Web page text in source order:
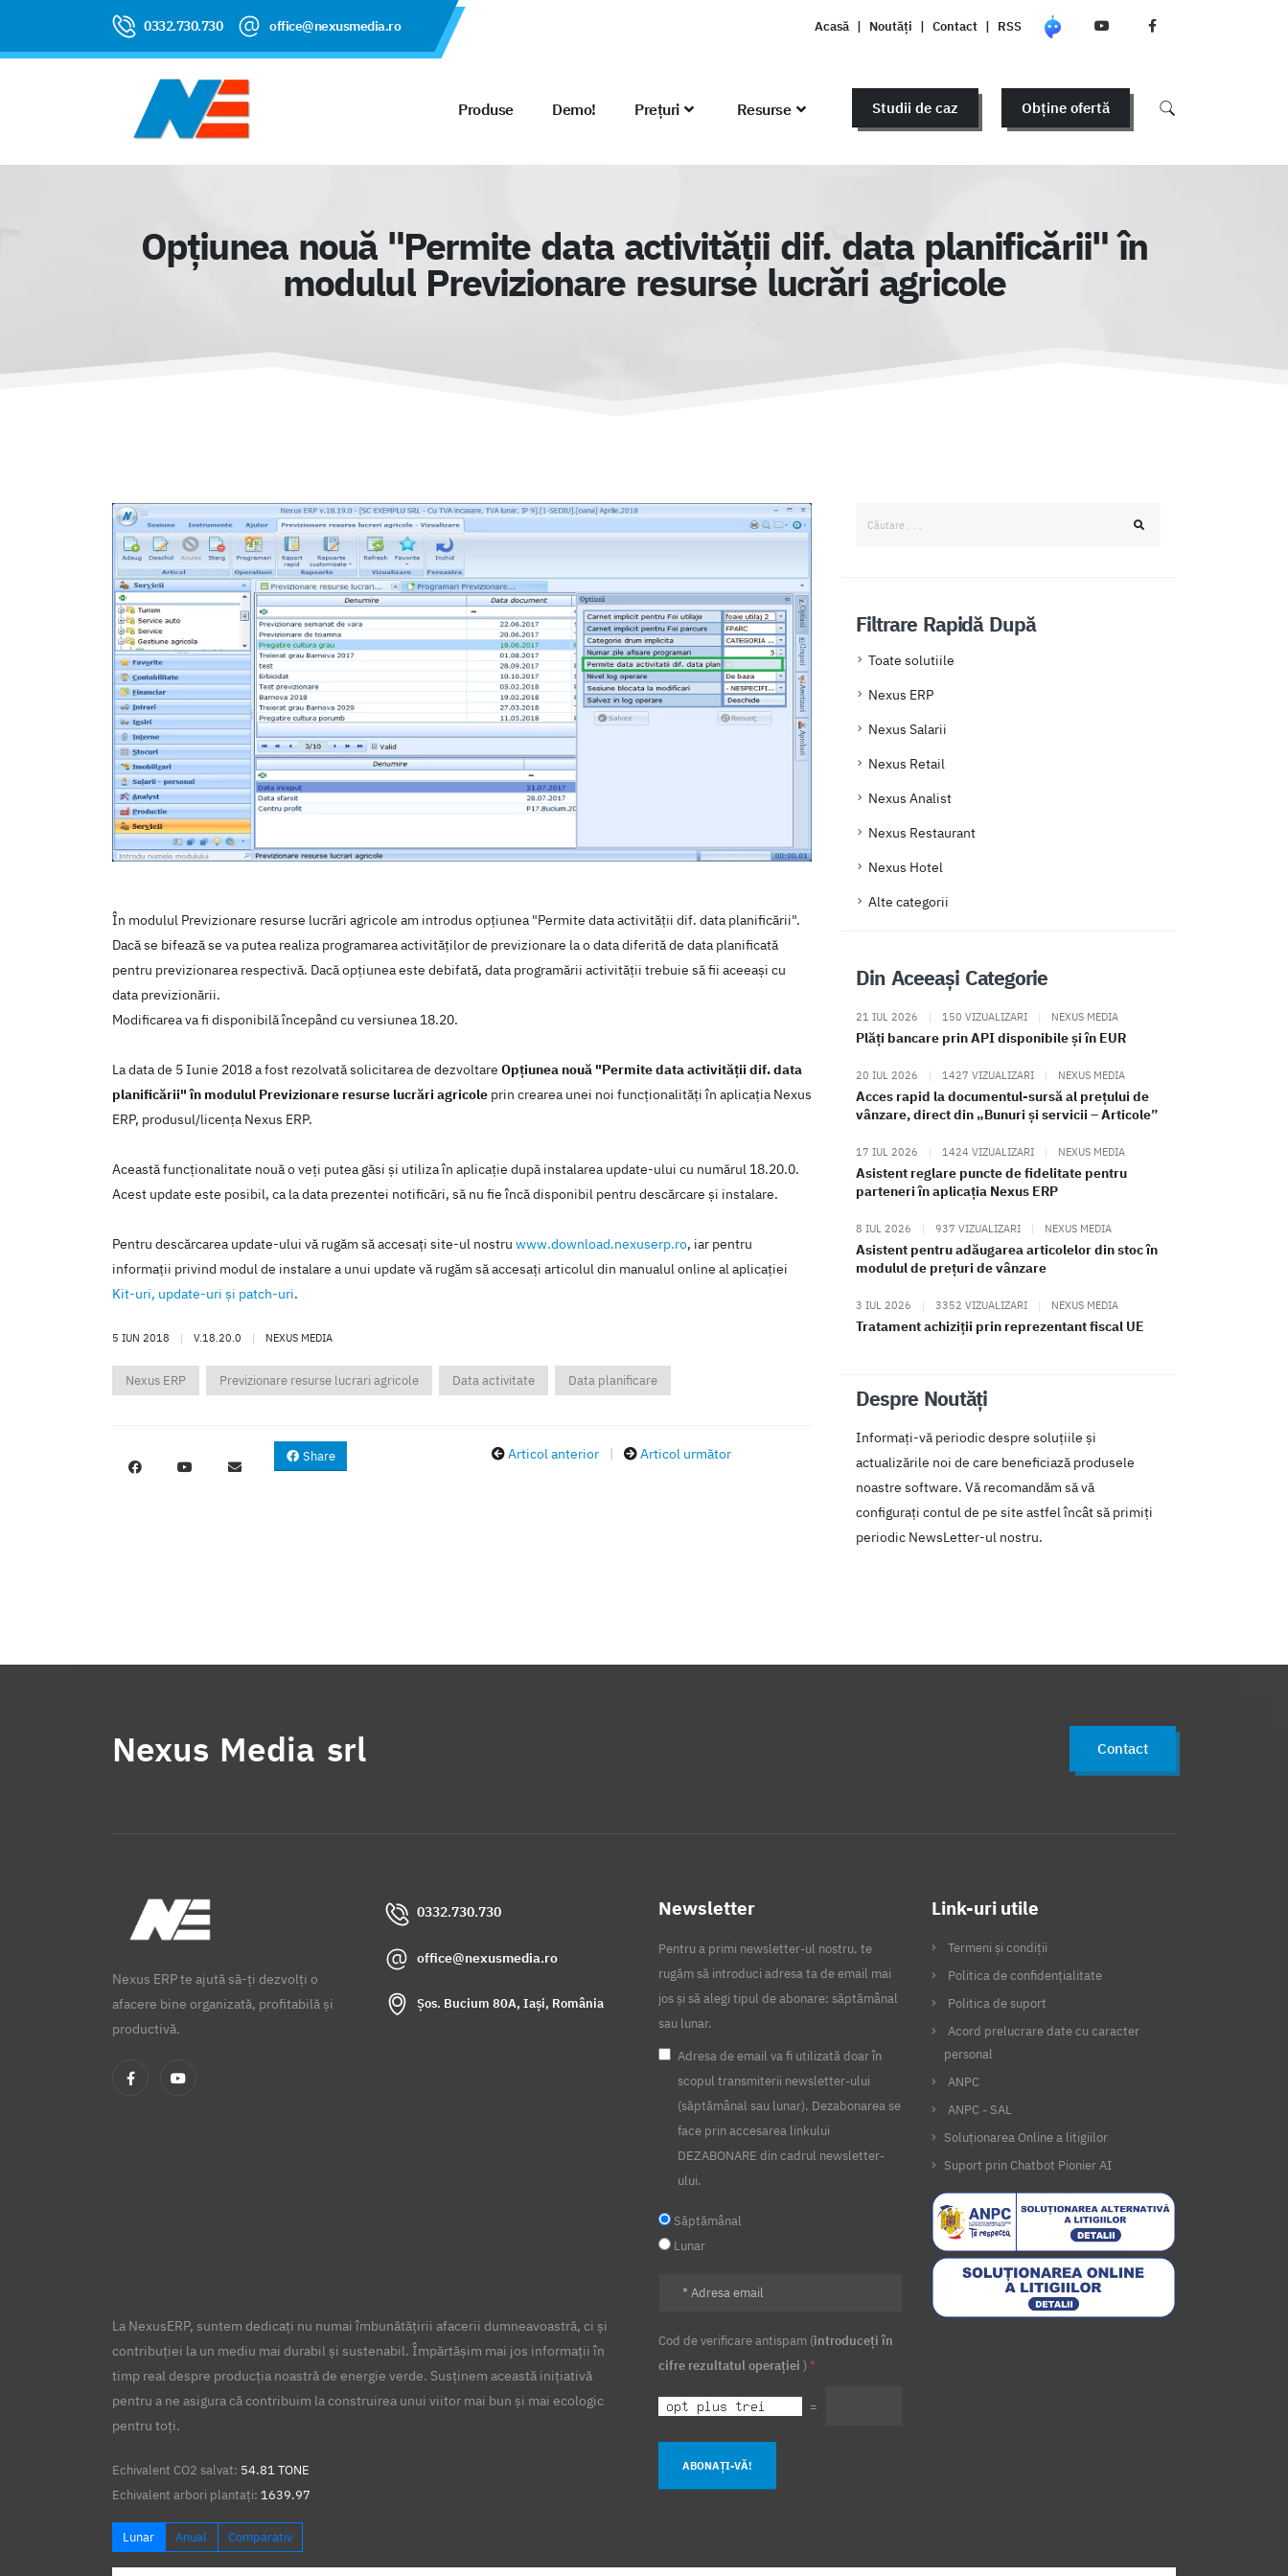
0332.730.730 office@nexusmedia.ro Acasă | Noutăți | Contact | RSS
Produse Demo! Prețuri Resurse Studii de caz Obține ofertă
Opțiunea nouă "Permite data activității dif. data planificării" în
modulul Previzionare resurse lucrări agricole
În modulul Previzionare resurse lucrări agricole am introdus opțiunea "Permite data activității dif. data planificării".
Dacă se bifează se va putea realiza programarea activităților de previzionare la o data diferită de data planificată
pentru previzionarea respectivă. Dacă opțiunea este debifată, data programării activității trebuie să fii aceeași cu
data previzionării.
Modificarea va fi disponibilă începând cu versiunea 18.20.
La data de 5 Iunie 2018 a fost rezolvată solicitarea de dezvoltare Opțiunea nouă "Permite data activității dif. data
planificării" în modulul Previzionare resurse lucrări agricole prin crearea unei noi funcţionalităţi în aplicaţia Nexus
ERP, produsul/licenţa Nexus ERP.
Această funcţionalitate nouă o veţi putea găsi şi utiliza în aplicaţie după instalarea update-ului cu numărul 18.20.0.
Acest update este posibil, ca la data prezentei notificări, să nu fie încă disponibil pentru descărcare şi instalare.
Pentru descărcarea update-ului vă rugăm să accesaţi site-ul nostru www.download.nexuserp.ro, iar pentru
informaţii privind modul de instalare a unui update vă rugăm să accesaţi articolul din manualul online al aplicaţiei
Kit-uri, update-uri şi patch-uri.
5 IUN 2018 | V.18.20.0 | NEXUS MEDIA
Nexus ERP Previzionare resurse lucrari agricole Data activitate Data planificare
Share Articol anterior | Articol următor
Filtrare Rapidă După
Toate solutiile
Nexus ERP
Nexus Salarii
Nexus Retail
Nexus Analist
Nexus Restaurant
Nexus Hotel
Alte categorii
Din Aceeași Categorie
21 IUL 2026 | 150 VIZUALIZARI | NEXUS MEDIA
Plăți bancare prin API disponibile și în EUR
20 IUL 2026 | 1427 VIZUALIZARI | NEXUS MEDIA
Acces rapid la documentul-sursă al prețului de
vânzare, direct din „Bunuri și servicii – Articole”
17 IUL 2026 | 1424 VIZUALIZARI | NEXUS MEDIA
Asistent reglare puncte de fidelitate pentru
parteneri în aplicația Nexus ERP
8 IUL 2026 | 937 VIZUALIZARI | NEXUS MEDIA
Asistent pentru adăugarea articolelor din stoc în
modulul de prețuri de vânzare
3 IUL 2026 | 3352 VIZUALIZARI | NEXUS MEDIA
Tratament achiziții prin reprezentant fiscal UE
Despre Noutăți
Informați-vă periodic despre soluțiile și
actualizările noi de care beneficiază produsele
noastre software. Vă recomandăm să vă
configurați contul de pe site astfel încât să primiți
periodic NewsLetter-ul nostru.
Nexus Media srl Contact
Nexus ERP te ajută să-ți dezvolți o
afacere bine organizată, profitabilă și
productivă.
0332.730.730
office@nexusmedia.ro
Șos. Bucium 80A, Iași, România
Newsletter
Pentru a primi newsletter-ul nostru, te
rugăm să introduci adresa ta de email mai
jos și să alegi tipul de abonare: săptămânal
sau lunar.
Adresa de email va fi utilizată doar în
scopul transmiterii newsletter-ului
(săptămânal sau lunar). Dezabonarea se
face prin accesarea linkului
DEZABONARE din cadrul newsletter-
ului.
Săptămânal
Lunar
Cod de verificare antispam (introduceți în
cifre rezultatul operației ) *
=
ABONAȚI-VĂ!
Link-uri utile
Termeni și condiții
Politica de confidențialitate
Politica de suport
Acord prelucrare date cu caracter
personal
ANPC
ANPC - SAL
Soluționarea Online a litigiilor
Suport prin Chatbot Pionier AI
La NexusERP, suntem dedicați nu numai îmbunătățirii afacerii dumneavoastră, ci și
contribuției la un mediu mai durabil și sustenabil. Împărtășim mai jos informații în
timp real despre producția noastră de energie verde. Susținem această inițiativă
pentru a ne asigura că contribuim la construirea unui viitor mai bun și mai ecologic
pentru toți.
Echivalent CO2 salvat: 54.81 TONE
Echivalent arbori plantați: 1639.97
Lunar Anual Comparativ